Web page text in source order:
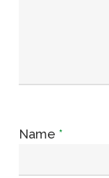
Name *